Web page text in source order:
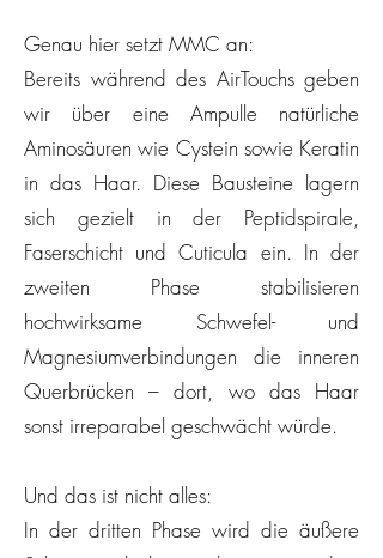
Genau hier setzt MMC an:
Bereits während des AirTouchs geben
wir über eine Ampulle natürliche
Aminosäuren wie Cystein sowie Keratin
in das Haar. Diese Bausteine lagern
sich gezielt in der Peptidspirale,
Faserschicht und Cuticula ein. In der
zweiten Phase stabilisieren
hochwirksame Schwefel- und
Magnesiumverbindungen die inneren
Querbrücken – dort, wo das Haar
sonst irreparabel geschwächt würde.
Und das ist nicht alles:
In der dritten Phase wird die äußere